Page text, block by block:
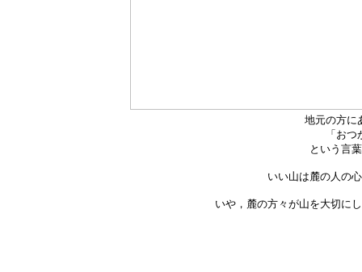
地元の方に
「お
という言
いい山は麓の人の
いや，麓の方々が山を大切にし